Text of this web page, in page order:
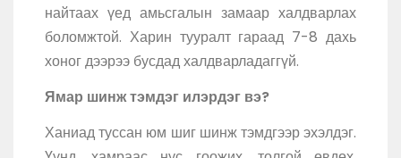
найтаах үед амьсгалын замаар халдварлах
боломжтой. Харин тууралт гараад 7-8 дахь
хоног дээрээ бусдад халдварладаггүй.
Ямар шинж тэмдэг илэрдэг вэ?
Ханиад туссан юм шиг шинж тэмдгээр эхэлдэг.